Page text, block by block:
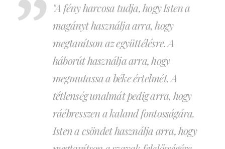
"A fény harcosa tudja, hogy Isten a
magányt használja arra, hogy
megtanítson az együttélésre. A
háborút használja arra, hogy
megmutassa a béke értelmét. A
tétlenség unalmát pedig arra, hogy
ráébresszen a kaland fontosságára.
Isten a csöndet használja arra, hogy